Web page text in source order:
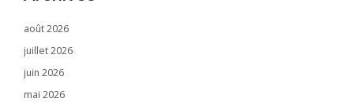
août 2026
juillet 2026
juin 2026
mai 2026